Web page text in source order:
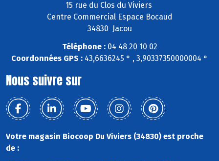
15 rue du Clos du Viviers
Centre Commercial Espace Bocaud
34830 Jacou
Téléphone :04 48 20 10 02
Coordonnées GPS : 43,6636245 ° , 3,90337350000004 °
Nous suivre sur
Votre magasin Biocoop Du Viviers (34830) est proche
de :